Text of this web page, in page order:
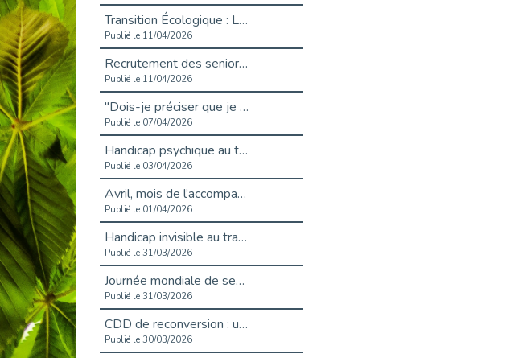
Transition Écologique : Les Cap Emploi 75,92 et 93 s’engagent pour un Numérique Responsable
Publié le 11/04/2026
Recrutement des seniors : Un levier de transformation pour les ETI franciliennes
Publié le 11/04/2026
"Dois-je préciser que je suis handicapé sur mon CV?"
Publié le 07/04/2026
Handicap psychique au travail : et si nous changions de regard - vidéo
Publié le 03/04/2026
Avril, mois de l’accompagnement dans l’emploi avec Cap emploi.
Publié le 01/04/2026
Handicap invisible au travail : se taire ou parler? - vidéo
Publié le 31/03/2026
Journée mondiale de sensibilisation à l’autisme
Publié le 31/03/2026
CDD de reconversion : un nouveau contrat pour sécuriser le changement de métier.
Publié le 30/03/2026